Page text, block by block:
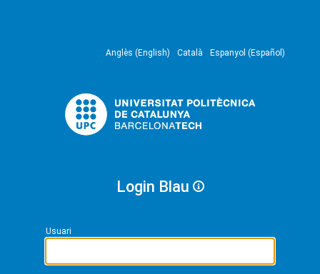
Anglès (English) Català Espanyol (Español)
Login Blau
Usuari